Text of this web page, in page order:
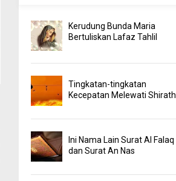
Kerudung Bunda Maria
Bertuliskan Lafaz Tahlil
Tingkatan-tingkatan
Kecepatan Melewati Shirath
Ini Nama Lain Surat Al Falaq
dan Surat An Nas